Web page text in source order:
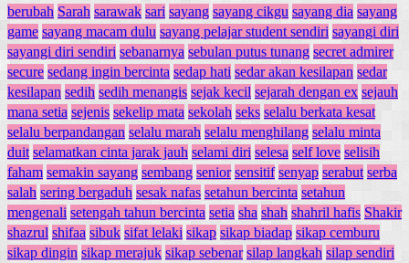
berubah Sarah sarawak sari sayang sayang cikgu sayang dia sayang
game sayang macam dulu sayang pelajar student sendiri sayangi diri
sayangi diri sendiri sebanarnya sebulan putus tunang secret admirer
secure sedang ingin bercinta sedap hati sedar akan kesilapan sedar
kesilapan sedih sedih menangis sejak kecil sejarah dengan ex sejauh
mana setia sejenis sekelip mata sekolah seks selalu berkata kesat
selalu berpandangan selalu marah selalu menghilang selalu minta
duit selamatkan cinta jarak jauh selami diri selesa self love selisih
faham semakin sayang sembang senior sensitif senyap serabut serba
salah sering bergaduh sesak nafas setahun bercinta setahun
mengenali setengah tahun bercinta setia sha shah shahril hafis Shakir
shazrul shifaa sibuk sifat lelaki sikap sikap biadap sikap cemburu
sikap dingin sikap merajuk sikap sebenar silap langkah silap sendiri